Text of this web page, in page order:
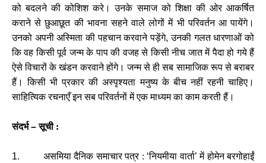
को बदलने की कोशिश करे। उनके समाज को शिक्षा की ओर आकर्षित
कराने से छुआछूत की भावना सहने वाले लोगों में भी परिवर्तन आ पायेंगे।
उनको अपनी अस्मिता की पहचान करवाने पड़ेंगे,उनकी गलत धारणाओं को
कि वह किसी पूर्व जन्म के पाप की वजह से किसी नीच जात में पैदा हो गये हैं
ऐसे विचारों के खंडन करवाने होंगे। जन्म से ही सब सामाजिक रूप से बराबर
हैं। किसी भी प्रकार की अस्पृश्यता मनुष्य के बीच नहीं रहनी चाहिए।
साहित्यिक रचनाएँ इन सब परिवर्तनों में एक माध्यम का काम करती हैं।
संदर्भ–सूची :
1. असमिया दैनिक समाचार पत्र : ‘नियमीया वार्ता’में होमेन बरगोहाईं